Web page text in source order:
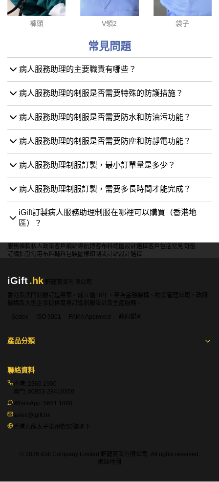
褲頭 V領2 袋子
常見問題
病人服務助理的主要職責有哪些？
病人服務助理的制服是否需要特殊的防護措施？
病人服務助理的制服是否需要防水和防油污功能？
病人服務助理的制服是否需要防塵和防靜電功能？
病人服務助理制服訂製，最小訂單量是多少？
病人服務助理制服訂製，需要多長時間才能完成？
iGift訂製病人服務助理制服在哪裡可以購買（香港地
區）？
服務條款私人政策客戶 網站導航博客布料總匯設計選擇客戶包括常見問題
訂購指引 常用布料輔料包裝 圖樣印制 設計站設計選擇
iGift.hk
軒龍實業有限公司
香港及澳門制服訂造專家，成立逾18年，專為金融機構、物業管理公司、政府
機構及大型企業提供度身訂造制服設計及生產服務。
Sedex
ISO 9001 FAMA Approved 政府認可
產品分類
聯絡資料
香港: 2360 1900
澳門: 00853-28410350
WhatsApp: 5661 1880
sales@igift.hk
香港九龍太子汝州街50號地下
© 2026 iGift Company Limited 軒龍實業有限公司. All rights reserved.
網站地圖